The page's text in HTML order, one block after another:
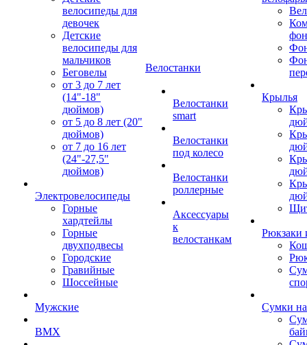
велосипеды для
девочек
Детские
велосипеды для
мальчиков
Беговелы
от 3 до 7 лет
(14"-18"
дюймов)
от 5 до 8 лет (20"
дюймов)
от 7 до 16 лет
(24"-27,5"
дюймов)
Электровелосипеды
Горные
хардтейлы
Горные
двухподвесы
Городские
Гравийные
Шоссейные
Мужские
BMX
Велостанки
Велостанки
smart
Велостанки
под колесо
Велостанки
роллерные
Аксессуары
к
велостанкам
Крылья
Рюкзаки
Сумки